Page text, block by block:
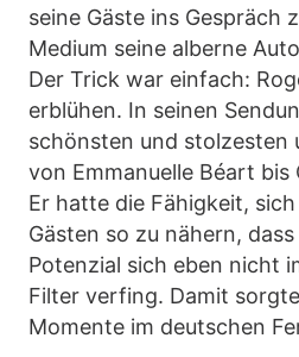
seine Gäste ins Gespräch
Medium seine alberne
Der Trick war einfach:
erblühen. In seinen
schönsten und stolzesten
von Emmanuelle Béart
Er hatte die Fähigkeit,
Gästen so zu nähern,
Potenzial sich eben nicht
Filter verfing. Damit
Momente im deutschen